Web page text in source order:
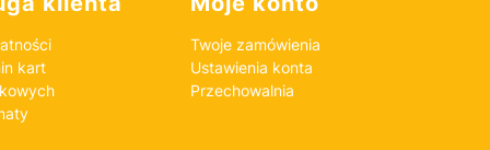
kart
Twoje zamówienia
Ustawienia konta
Przechowalnia